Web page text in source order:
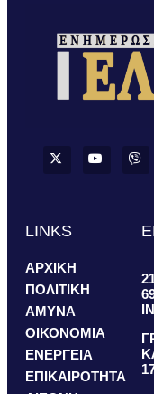
LINKS
ΑΡΧΙΚΗ
ΠΟΛΙΤΙΚΗ
ΑΜΥΝΑ
ΟΙΚΟΝΟΜΙΑ
ΕΝΕΡΓΕΙΑ
ΕΠΙΚΑΙΡΟΤΗΤΑ